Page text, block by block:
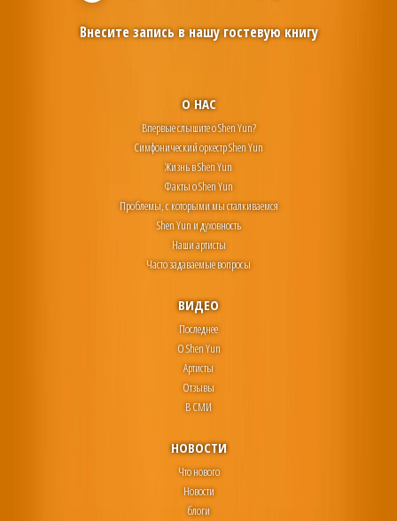
О НАС
Впервые слышите о Shen Yun?
Симфонический оркестр Shen Yun
Жизнь в Shen Yun
Факты о Shen Yun
Проблемы, с которыми мы сталкиваемся
Shen Yun и духовность
Наши артисты
Часто задаваемые вопросы
ВИДЕО
Последнее
О Shen Yun
Артисты
Отзывы
В СМИ
НОВОСТИ
Что нового
Новости
блоги
Внесите запись в нашу гостевую книгу